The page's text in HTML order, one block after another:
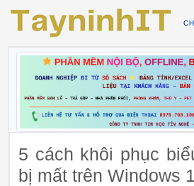
5 cách khôi phục
bị mất trên Windows